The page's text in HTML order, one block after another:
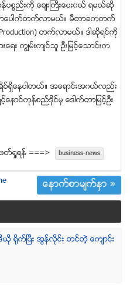
ၥည္းကို ေစ်းႀကီးေပး၀ယ္ ရမယ္ဆို
ပါက္တက္လာမယ္။ မီတာခကတက္
တက္လာမယ္။ ဒါဆိုရင္ကို
ေရး ကြၽမ္းက်င္သူ ဦးျမင့္ေသာင္းက
ပ္ရွိေနပါတယ္။ အေရာင္းအ၀ယ္လည္း
နာင္ကုန္စည္ဒိုင္မွ ေဒါက္တာျမင့္ဦး
ရႈရန္ ===>
business-news
ေနာက္စာမ်က္ႏွာ »
ယို ရိုက္ျပီး အြန္လိုင္း တင္တဲ့ ေက်ာင္း